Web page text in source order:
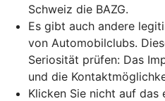
Schweiz die BAZG.
Es gibt auch andere
von Automobilclubs.
Seriosität prüfen: Das
und die
Klicken Sie nicht auf das